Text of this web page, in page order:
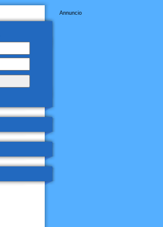
Annuncio